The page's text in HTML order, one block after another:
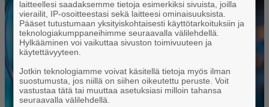
laitteellesi saadaksemme tietoja esimerkiksi sivuista, joilla
vierailit, IP-osoitteestasi sekä laitteesi ominaisuuksista.
Pääset tutustumaan yksityiskohtaisesti käyttötarkoituksiin ja
teknologiakumppaneihimme seuraavalla välilehdellä.
Hylkääminen voi vaikuttaa sivuston toimivuuteen ja
käytettävyyteen.
Jotkin teknologiamme voivat käsitellä tietoja myös ilman
suostumusta, jos niillä on siihen oikeutettu peruste. Voit
vastustaa tätä tai muuttaa asetuksiasi milloin tahansa
seuraavalla välilehdellä.